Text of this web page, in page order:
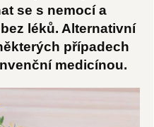
se s nemocí a
léků. Alternativní
případech
medicínou.